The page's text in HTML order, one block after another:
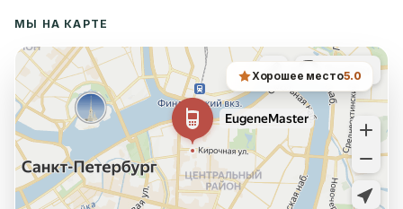
МЫ НА КАРТЕ
Хорошее место5.0